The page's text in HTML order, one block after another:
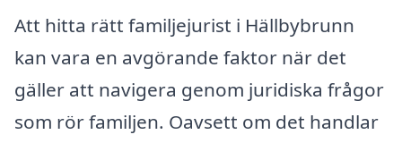
Att hitta rätt familjejurist i Hällbybrunn
kan vara en avgörande faktor när det
gäller att navigera genom juridiska frågor
som rör familjen. Oavsett om det handlar